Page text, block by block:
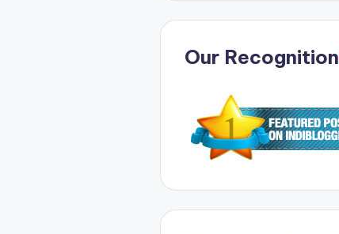
Our Recognition